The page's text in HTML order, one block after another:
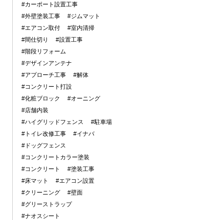
#カーポート設置工事
#外壁塗装工事
#ジムマット
#エアコン取付
#室内清掃
#間仕切り
#設置工事
#階段リフォーム
#デザインアンテナ
#アプローチ工事
#解体
#コンクリート打設
#化粧ブロック
#オーニング
#店舗内装
#ハイグリッドフェンス
#駐車場
#トイレ改修工事
#イナバ
#ドッグフェンス
#コンクリートカラー塗装
#コンクリート
#塗装工事
#床マット
#エアコン設置
#クリーニング
#壁面
#グリーストラップ
#ナオスシート